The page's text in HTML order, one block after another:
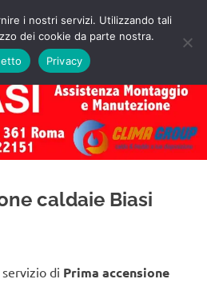
MENU
caldaie Biasi
di Prima accensione
i nostri servizi. Utilizzando tali
dei cookie da parte nostra.
Privacy